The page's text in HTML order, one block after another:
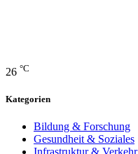
26 °C
Kategorien
Bildung & Forschung
Gesundheit & Soziales